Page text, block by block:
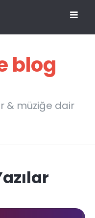
blog
& müziğe dair